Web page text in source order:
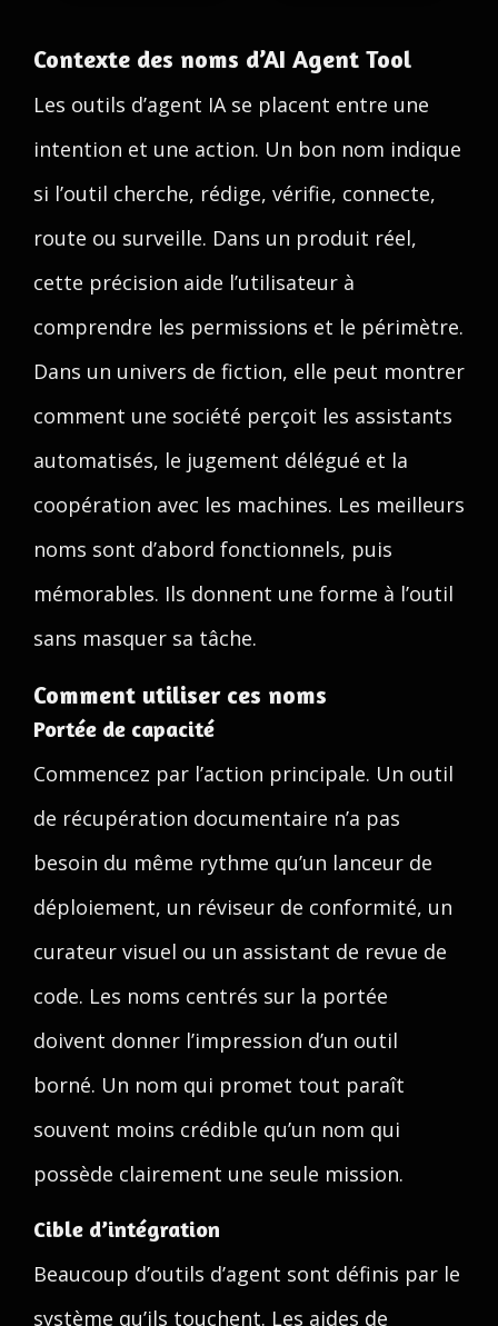
Contexte des noms d’AI Agent Tool
Les outils d’agent IA se placent entre une
intention et une action. Un bon nom indique
si l’outil cherche, rédige, vérifie, connecte,
route ou surveille. Dans un produit réel,
cette précision aide l’utilisateur à
comprendre les permissions et le périmètre.
Dans un univers de fiction, elle peut montrer
comment une société perçoit les assistants
automatisés, le jugement délégué et la
coopération avec les machines. Les meilleurs
noms sont d’abord fonctionnels, puis
mémorables. Ils donnent une forme à l’outil
sans masquer sa tâche.
Comment utiliser ces noms
Portée de capacité
Commencez par l’action principale. Un outil
de récupération documentaire n’a pas
besoin du même rythme qu’un lanceur de
déploiement, un réviseur de conformité, un
curateur visuel ou un assistant de revue de
code. Les noms centrés sur la portée
doivent donner l’impression d’un outil
borné. Un nom qui promet tout paraît
souvent moins crédible qu’un nom qui
possède clairement une seule mission.
Cible d’intégration
Beaucoup d’outils d’agent sont définis par le
système qu’ils touchent. Les aides de